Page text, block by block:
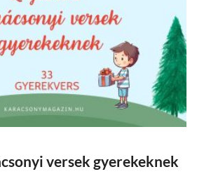
versek gyerekeknek